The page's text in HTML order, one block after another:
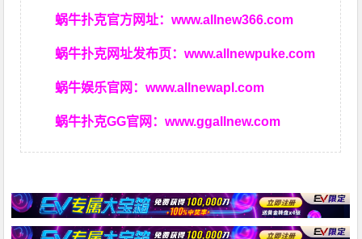
蜗牛扑克官方网址：www.allnew366.com
蜗牛扑克网址发布页：www.allnewpuke.com
蜗牛娱乐官网：www.allnewapl.com
蜗牛扑克GG官网：www.ggallnew.com